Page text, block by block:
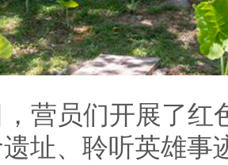
员们开展了红
址、聆听英雄事